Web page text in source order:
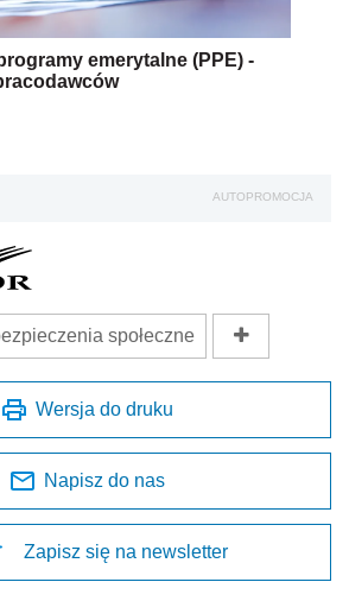
emerytalne (PPE) -
AUTOPROMOCJA
społeczne
Wersja do druku
Napisz do nas
Zapisz się na newsletter